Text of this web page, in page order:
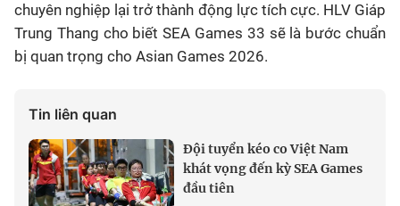
chuyên nghiệp lại trở thành động lực tích cực. HLV Giáp
Trung Thang cho biết SEA Games 33 sẽ là bước chuẩn
bị quan trọng cho Asian Games 2026.
Tin liên quan
Đội tuyển kéo co Việt Nam
khát vọng đến kỳ SEA Games
đầu tiên